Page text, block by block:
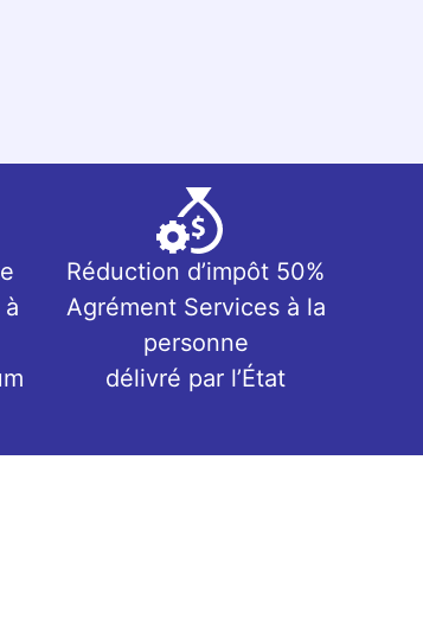
Réduction d’impôt 50%
Agrément Services à la
personne
délivré par l’État